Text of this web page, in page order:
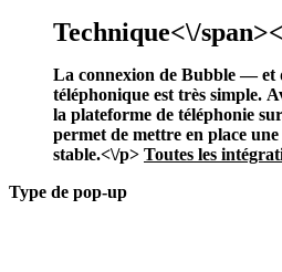
Technique<\/
La connexion de Bubble — et
téléphonique est très simple.
la plateforme de téléphonie
permet de mettre en place
stable.<\/p> Toutes les
Type de pop-up